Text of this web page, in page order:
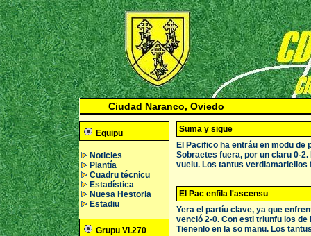
Ciudad Naranco, Oviedo
Equipu
Noticies
Plantía
Cuadru técnicu
Estadística
Nuesa Hestoria
Estadiu
Grupu VI.270
Suma y sigue
El Pacifico ha entráu en modu
Sobraetes fuera, por un claru 0-
vuelu. Los tantus verdiamariellos
El Pac enfila l'ascensu
Yera el partíu clave, ya que
venció 2-0. Con esti triunfu los
Tienenlo en la so manu. Los